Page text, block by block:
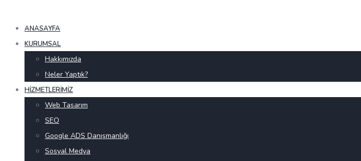
ANASAYFA
KURUMSAL
Hakkımızda
Neler Yaptık?
HIZMETLERIMIZ
Web Tasarım
SEO
Google ADS Danışmanlığı
Sosyal Medya